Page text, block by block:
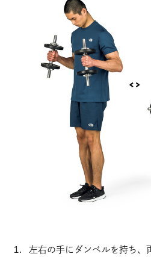
左右の手にダンベルを持ち、